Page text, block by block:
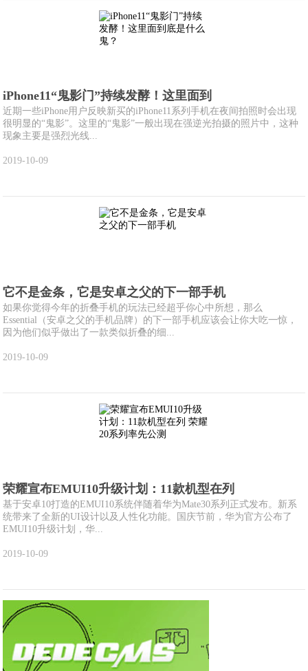
iPhone11“鬼影门”持续发酵！这里面到
近期一些iPhone用户反映新买的iPhone11系列手机在夜间拍照时会出现
很明显的“鬼影”。这里的“鬼影”一般出现在强逆光拍摄的照片中，这种
现象主要是强烈光线...
2019-10-09
它不是金条，它是安卓之父的下一部手机
如果你觉得今年的折叠手机的玩法已经超乎你心中所想，那么
Essential（安卓之父的手机品牌）的下一部手机应该会让你大吃一惊，
因为他们似乎做出了一款类似折叠的细...
2019-10-09
荣耀宣布EMUI10升级计划：11款机型在列
基于安卓10打造的EMUI10系统伴随着华为Mate30系列正式发布。新系
统带来了全新的UI设计以及人性化功能。国庆节前，华为官方公布了
EMUI10升级计划，华...
2019-10-09